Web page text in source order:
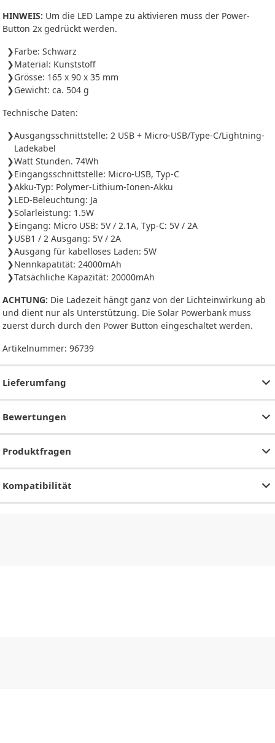
HINWEIS: Um die LED Lampe zu aktivieren muss der Power-
Button 2x gedrückt werden.
Farbe: Schwarz
Material: Kunststoff
Grösse: 165 x 90 x 35 mm
Gewicht: ca. 504 g
Technische Daten:
Ausgangsschnittstelle: 2 USB + Micro-USB/Type-C/Lightning-
Ladekabel
Watt Stunden. 74Wh
Eingangsschnittstelle: Micro-USB, Typ-C
Akku-Typ: Polymer-Lithium-Ionen-Akku
LED-Beleuchtung: Ja
Solarleistung: 1.5W
Eingang: Micro USB: 5V / 2.1A, Typ-C: 5V / 2A
USB1 / 2 Ausgang: 5V / 2A
Ausgang für kabelloses Laden: 5W
Nennkapatität: 24000mAh
Tatsächliche Kapazität: 20000mAh
ACHTUNG: Die Ladezeit hängt ganz von der Lichteinwirkung ab
und dient nur als Unterstützung. Die Solar Powerbank muss
zuerst durch durch den Power Button eingeschaltet werden.
Artikelnummer: 96739
Lieferumfang
Bewertungen
Produktfragen
Kompatibilität